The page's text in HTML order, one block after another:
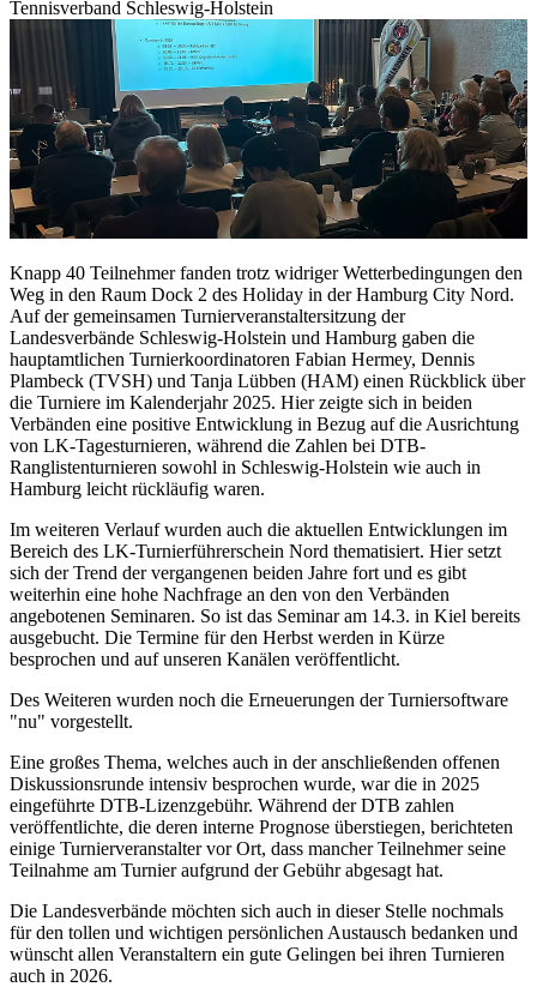
Tennisverband Schleswig-Holstein
Knapp 40 Teilnehmer fanden trotz widriger Wetterbedingungen den
Weg in den Raum Dock 2 des Holiday in der Hamburg City Nord.
Auf der gemeinsamen Turnierveranstaltersitzung der
Landesverbände Schleswig-Holstein und Hamburg gaben die
hauptamtlichen Turnierkoordinatoren Fabian Hermey, Dennis
Plambeck (TVSH) und Tanja Lübben (HAM) einen Rückblick über
die Turniere im Kalenderjahr 2025. Hier zeigte sich in beiden
Verbänden eine positive Entwicklung in Bezug auf die Ausrichtung
von LK-Tagesturnieren, während die Zahlen bei DTB-
Ranglistenturnieren sowohl in Schleswig-Holstein wie auch in
Hamburg leicht rückläufig waren.
Im weiteren Verlauf wurden auch die aktuellen Entwicklungen im
Bereich des LK-Turnierführerschein Nord thematisiert. Hier setzt
sich der Trend der vergangenen beiden Jahre fort und es gibt
weiterhin eine hohe Nachfrage an den von den Verbänden
angebotenen Seminaren. So ist das Seminar am 14.3. in Kiel bereits
ausgebucht. Die Termine für den Herbst werden in Kürze
besprochen und auf unseren Kanälen veröffentlicht.
Des Weiteren wurden noch die Erneuerungen der Turniersoftware
"nu" vorgestellt.
Eine großes Thema, welches auch in der anschließenden offenen
Diskussionsrunde intensiv besprochen wurde, war die in 2025
eingeführte DTB-Lizenzgebühr. Während der DTB zahlen
veröffentlichte, die deren interne Prognose überstiegen, berichteten
einige Turnierveranstalter vor Ort, dass mancher Teilnehmer seine
Teilnahme am Turnier aufgrund der Gebühr abgesagt hat.
Die Landesverbände möchten sich auch in dieser Stelle nochmals
für den tollen und wichtigen persönlichen Austausch bedanken und
wünscht allen Veranstaltern ein gute Gelingen bei ihren Turnieren
auch in 2026.